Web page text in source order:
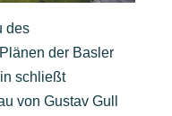
des
der Basler
schließt
von Gustav Gull